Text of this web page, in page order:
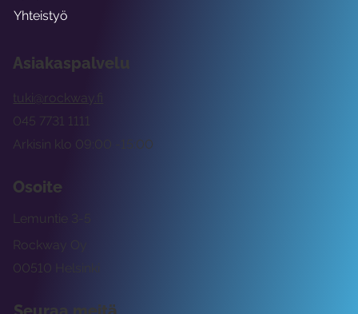
Asiakaspalvelu
tuki@rockway.fi
Arkisin klo 09:00 -15:00
045 7731 1111
Osoite
Rockway Oy
Lemuntie 3-5
00510 Helsinki
Yhteistyö